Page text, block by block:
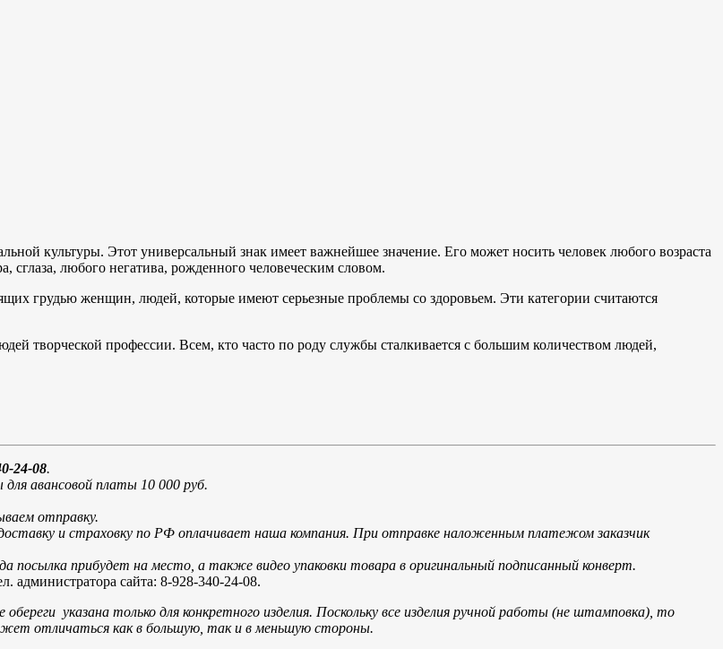
культуры. Этот универсальный знак имеет важнейшее значение. Его может носить человек любого возраста
любого негатива, рожденного человеческим словом.
грудью женщин, людей, которые имеют серьезные проблемы со здоровьем. Эти категории считаются
творческой профессии. Всем, кто часто по роду службы сталкивается с большим количеством людей,
24-08.
авансовой платы 10 000 руб.
отправку.
и страховку по РФ оплачивает наша компания. При отправке наложенным платежом заказчик
посылка прибудет на место, а также видео упаковки товара в оригинальный подписанный конверт.
сайта: 8-928-340-24-08.
указана только для конкретного изделия. Поскольку все изделия ручной работы (не штамповка), то
отличаться как в большую, так и в меньшую стороны.